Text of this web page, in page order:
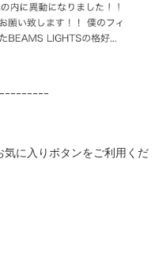
ｰｰｰｰｰｰｰｰ
に入りボタンをご利用くだ